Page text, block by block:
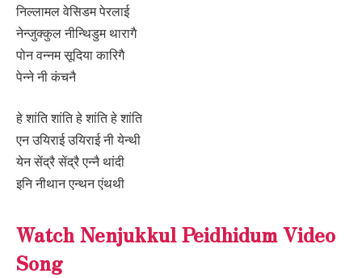
निल्लामल वेसिडम पेरलाई
नेन्जुक्कुल नीन्थिडुम थारागै
पोन वन्नम सूदिया कारिगै
पेन्ने नी कंचनै
हे शांति शांति हे शांति हे शांति
एन उयिराई उयिराई नी येन्थी
येन सेंद्रै सेंद्रै एन्नै थांदी
इनि नीथान एन्थन एंथथी
Watch Nenjukkul Peidhidum Video
Song